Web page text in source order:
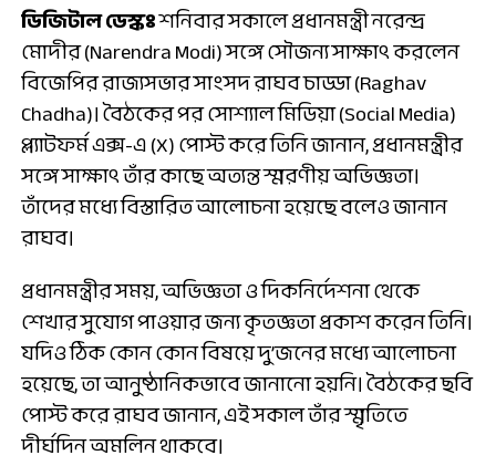
ডিজিটাল ডেস্কঃশনিবার সকালে প্রধানমন্ত্রী নরেন্দ্র
মোদীর (Narendra Modi) সঙ্গে সৌজন্য সাক্ষাৎ করলেন
বিজেপির রাজ্যসভার সাংসদ রাঘব চাড্ডা (Raghav
Chadha)। বৈঠকের পর সোশ্যাল মিডিয়া (Social Media)
প্ল্যাটফর্ম এক্স-এ (X) পোস্ট করে তিনি জানান, প্রধানমন্ত্রীর
সঙ্গে সাক্ষাৎ তাঁর কাছে অত্যন্ত স্মরণীয় অভিজ্ঞতা।
তাঁদের মধ্যে বিস্তারিত আলোচনা হয়েছে বলেও জানান
রাঘব।
প্রধানমন্ত্রীর সময়, অভিজ্ঞতা ও দিকনির্দেশনা থেকে
শেখার সুযোগ পাওয়ার জন্য কৃতজ্ঞতা প্রকাশ করেন তিনি।
যদিও ঠিক কোন কোন বিষয়ে দু’জনের মধ্যে আলোচনা
হয়েছে, তা আনুষ্ঠানিকভাবে জানানো হয়নি। বৈঠকের ছবি
পোস্ট করে রাঘব জানান, এই সকাল তাঁর স্মৃতিতে
দীর্ঘদিন অমলিন থাকবে।